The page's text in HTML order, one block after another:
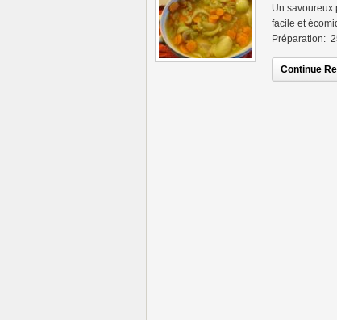
Un savoureux
facile et
Préparation:
Continue